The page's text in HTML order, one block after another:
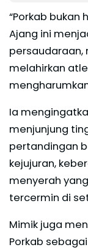
“Porkab
Ajang ini
persaudaraan,
melahirkan
Ia
menjunjung
pertandingan
kejujuran,
menyerah
tercermin di
Mimik juga
Porkab